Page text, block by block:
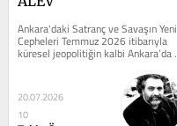
Ankara'daki Satranç ve Savaşın Yeni
Cepheleri Temmuz 2026 itibarıyla
küresel jeopolitiğin kalbi Ankara’da
atarken, dünya tarihinin en kritik...
20.07.2026
10